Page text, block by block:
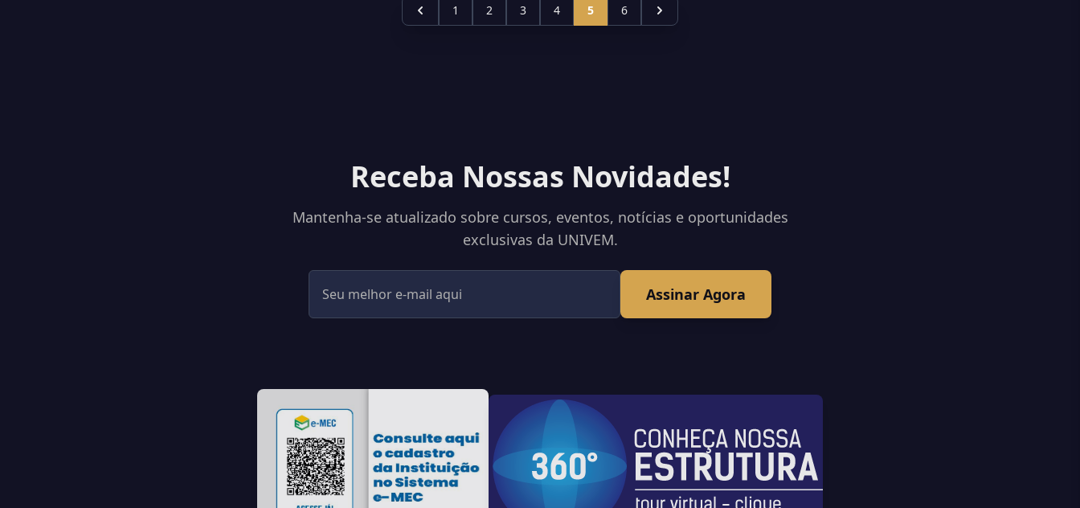
1 2 3 4 5 6
Receba Nossas Novidades!
Mantenha-se atualizado sobre cursos, eventos, notícias e oportunidades
exclusivas da UNIVEM.
Assinar Agora